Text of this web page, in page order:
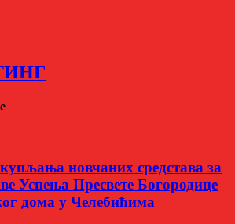
новчаних средстава за
Успења Пресвете Богородице
дома у Челебићима